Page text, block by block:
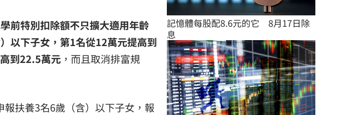
前特別扣除額不只擴大適用年齡
以下子女，第1名從12萬元提高到
到22.5萬元 ，而且取消排富規
扶養3名6歲（含）以下子女，報
記憶體每股配8.6元的它　8月17日除
息